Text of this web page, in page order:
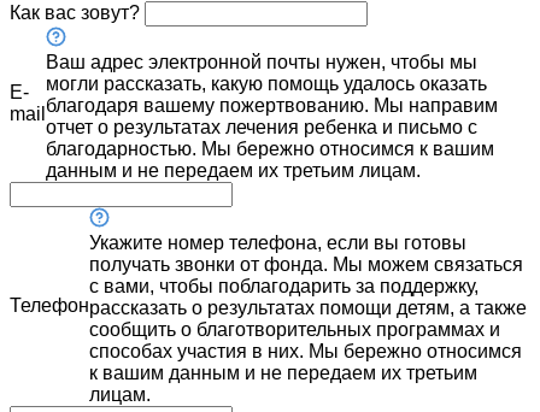
Как вас зовут?
E-
mail
Ваш адрес электронной почты нужен, чтобы мы
могли рассказать, какую помощь удалось оказать
благодаря вашему пожертвованию. Мы направим
отчет о результатах лечения ребенка и письмо с
благодарностью. Мы бережно относимся к вашим
данным и не передаем их третьим лицам.
Телефон
Укажите номер телефона, если вы готовы
получать звонки от фонда. Мы можем связаться
с вами, чтобы поблагодарить за поддержку,
рассказать о результатах помощи детям, а также
сообщить о благотворительных программах и
способах участия в них. Мы бережно относимся
к вашим данным и не передаем их третьим
лицам.